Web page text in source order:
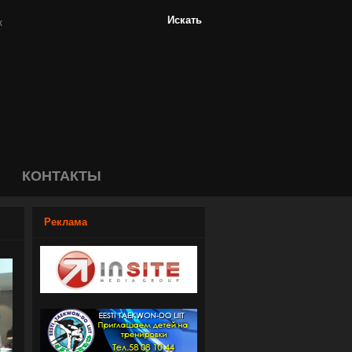
КОНТАКТЫ
Реклама